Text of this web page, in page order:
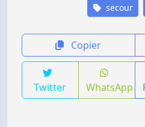
secour
Copier
Twitter WhatsApp